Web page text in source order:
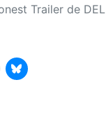
Trailer de DEL